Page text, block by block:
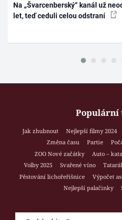
Na „Švarcenberský“ kanál už
let, teď ceduli celou odstraní
Populární
Jak zhubnout Nejlepší filmy 2024
Změna času
Partie
ZOO Nové začátky
Auto –
Volby 2025
Svařené víno
Pěstování lichořeřišnice
Výpočet
Nejlepší palačinky